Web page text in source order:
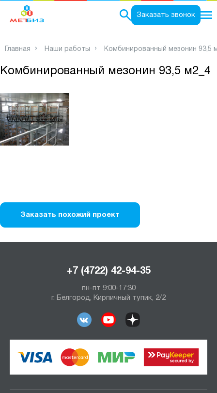
Заказать звонок
Главная Наши работы Комбинированный мезонин 93,5
Комбинированный мезонин 93,5 м2_4
Заказать похожий проект
+7 (4722) 42-94-35
пн-пт 9:00-17:30
г. Белгород, Кирпичный тупик, 2/2